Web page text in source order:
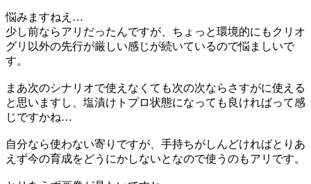
悩みますねえ…
少し前ならアリだったんですが、ちょっと環境的にもクリオ
グリ以外の先行が厳しい感じが続いているので悩ましいで
す。
まあ次のシナリオで使えなくても次の次ならさすがに使える
と思いますし、塩漬けトプロ状態になっても良ければって感
じですかね…
自分なら使わない寄りですが、手持ちがしんどければとりあ
えず今の育成をどうにかしないとなので使うのもアリです。